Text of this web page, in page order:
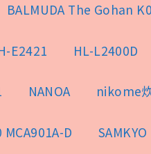
BALMUDA The Gohan
E2421 HL-L2400D
NANOA nikome
MCA901A-D SAMKYO